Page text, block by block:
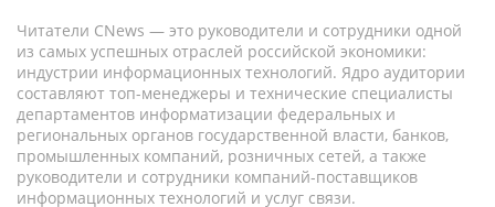
Читатели CNews — это руководители и сотрудники одной
из самых успешных отраслей российской экономики:
индустрии информационных технологий. Ядро аудитории
составляют топ-менеджеры и технические специалисты
департаментов информатизации федеральных и
региональных органов государственной власти, банков,
промышленных компаний, розничных сетей, а также
руководители и сотрудники компаний-поставщиков
информационных технологий и услуг связи.